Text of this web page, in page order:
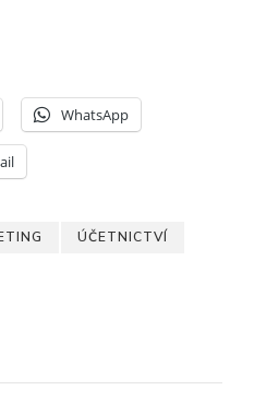
WhatsApp
ÚČETNICTVÍ